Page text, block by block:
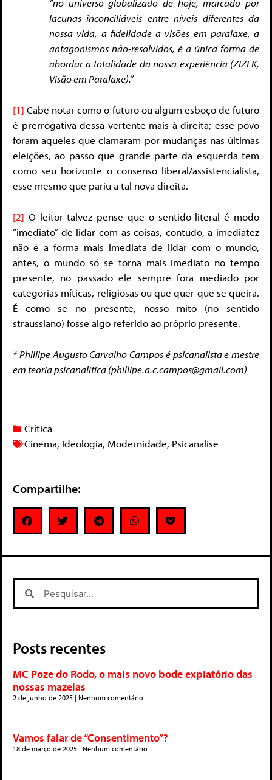
lacunas inconciliáveis entre níveis diferentes da
nossa vida, a fidelidade a visões em paralaxe, a
antagonismos não-resolvidos, é a única forma de
abordar a totalidade da nossa experiência (ZIZEK,
Visão em Paralaxe).”
[1] Cabe notar como o futuro ou algum esboço de futuro
é prerrogativa dessa vertente mais à direita; esse povo
foram aqueles que clamaram por mudanças nas últimas
eleições, ao passo que grande parte da esquerda tem
como seu horizonte o consenso liberal/assistencialista,
esse mesmo que pariu a tal nova direita.
[2] O leitor talvez pense que o sentido literal é modo
“imediato” de lidar com as coisas, contudo, a imediatez
não é a forma mais imediata de lidar com o mundo,
antes, o mundo só se torna mais imediato no tempo
presente, no passado ele sempre fora mediado por
categorias míticas, religiosas ou que quer que se queira.
É como se no presente, nosso mito (no sentido
straussiano) fosse algo referido ao próprio presente.
* Phillipe Augusto Carvalho Campos é psicanalista e mestre
em teoria psicanalítica (phillipe.a.c.campos@gmail.com)
Crítica
Cinema, Ideologia, Modernidade, Psicanalise
Compartilhe:
Posts recentes
MC Poze do Rodo, o mais novo bode expiatório das
nossas mazelas
2 de junho de 2025 Nenhum comentário
Vamos falar de “Consentimento”?
18 de março de 2025 Nenhum comentário